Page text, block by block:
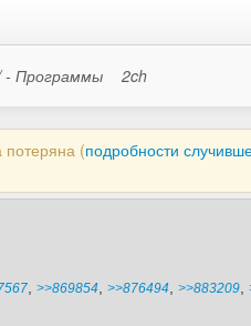
- Программы 2ch
потеряна (подробности
>>869854 >>876494 >>883209